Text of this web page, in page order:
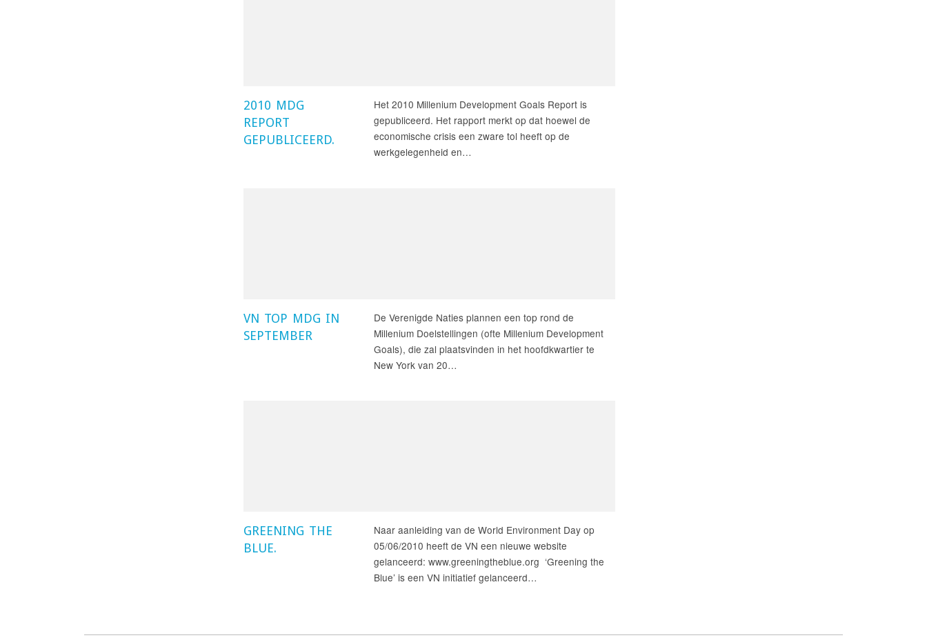
2010 MDG
REPORT
GEPUBLICEERD.
Het 2010 Millenium Development Goals Report is
gepubliceerd. Het rapport merkt op dat hoewel de
economische crisis een zware tol heeft op de
werkgelegenheid en…
VN TOP MDG IN
SEPTEMBER
De Verenigde Naties plannen een top rond de
Millenium Doelstellingen (ofte Millenium Development
Goals), die zal plaatsvinden in het hoofdkwartier te
New York van 20…
GREENING THE
BLUE.
Naar aanleiding van de World Environment Day op
05/06/2010 heeft de VN een nieuwe website
gelanceerd: www.greeningtheblue.org ‘Greening the
Blue’ is een VN initiatief gelanceerd…